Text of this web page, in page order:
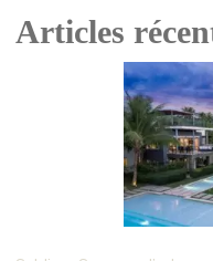
Articles